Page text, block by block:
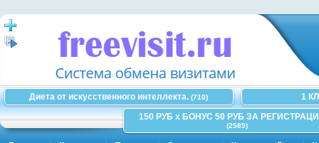
Диета от искусственного интеллекта. (710)
1
150 РУБ x БОНУС 50 РУБ ЗА
(2589)